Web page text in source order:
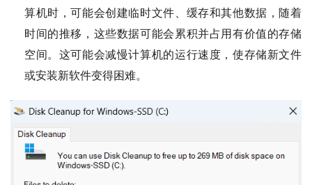
算机时，可能会创建临时文件、缓存和其他数据，随着
时间的推移，这些数据可能会累积并占用有价值的存储
空间。这可能会减慢计算机的运行速度，使存储新文件
或安装新软件变得困难。